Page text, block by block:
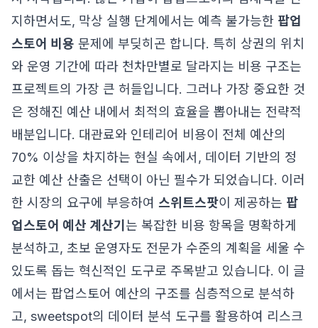
지하면서도, 막상 실행 단계에서는 예측 불가능한 팝업
스토어 비용 문제에 부딪히곤 합니다. 특히 상권의 위치
와 운영 기간에 따라 천차만별로 달라지는 비용 구조는
프로젝트의 가장 큰 허들입니다. 그러나 가장 중요한 것
은 정해진 예산 내에서 최적의 효율을 뽑아내는 전략적
배분입니다. 대관료와 인테리어 비용이 전체 예산의
70% 이상을 차지하는 현실 속에서, 데이터 기반의 정
교한 예산 산출은 선택이 아닌 필수가 되었습니다. 이러
한 시장의 요구에 부응하여 스위트스팟이 제공하는 팝
업스토어 예산 계산기 는 복잡한 비용 항목을 명확하게
분석하고, 초보 운영자도 전문가 수준의 계획을 세울 수
있도록 돕는 혁신적인 도구로 주목받고 있습니다. 이 글
에서는 팝업스토어 예산의 구조를 심층적으로 분석하
고, sweetspot의 데이터 분석 도구를 활용하여 리스크